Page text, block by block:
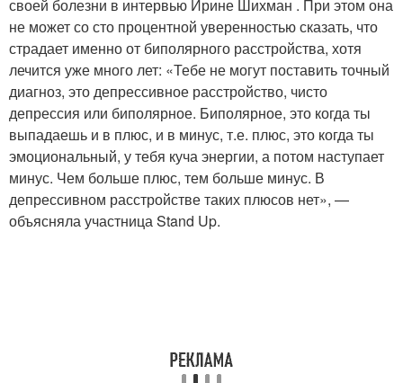
своей болезни в интервью Ирине Шихман . При этом она
не может со сто процентной уверенностью сказать, что
страдает именно от биполярного расстройства, хотя
лечится уже много лет: «Тебе не могут поставить точный
диагноз, это депрессивное расстройство, чисто
депрессия или биполярное. Биполярное, это когда ты
выпадаешь и в плюс, и в минус, т.е. плюс, это когда ты
эмоциональный, у тебя куча энергии, а потом наступает
минус. Чем больше плюс, тем больше минус. В
депрессивном расстройстве таких плюсов нет», —
объясняла участница Stand Up.